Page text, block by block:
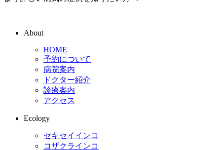
About
HOME
予約について
病院案内
ドクター紹介
診療案内
アクセス
Ecology
セキセイインコ
コザクラインコ